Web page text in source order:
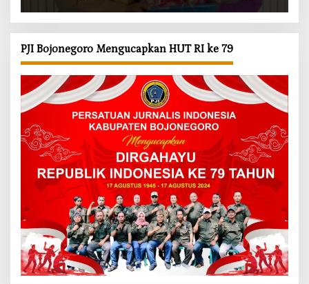
PJI Bojonegoro Mengucapkan HUT RI ke 79